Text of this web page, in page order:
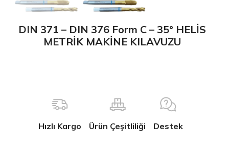
DIN 371 – DIN 376 Form C – 35° HELİS
METRİK MAKİNE KILAVUZU
Hızlı Kargo Ürün Çeşitliliği Destek